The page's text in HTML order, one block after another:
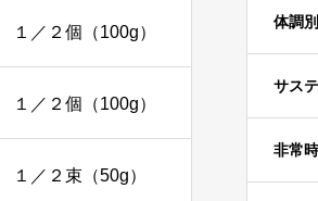
１／２個（100g）
１／２個（100g）
１／２束（50g）
体調別
サス
非常